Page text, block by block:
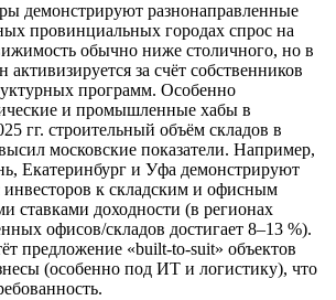
демонстрируют разнонаправленные
провинциальных городах спрос на
обычно ниже столичного, но в
за счёт собственников
программ. Особенно
и промышленные хабы в
гг. строительный объём складов в
московские показатели. Например,
Екатеринбург и Уфа демонстрируют
к складским и офисным
ставками доходности (в регионах
офисов/складов достигает 8–13 %).
предложение «built-to-suit» объектов
(особенно под ИТ и логистику), что